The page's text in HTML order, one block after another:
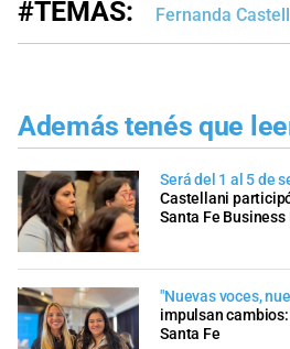
#TEMAS: Fernanda
Además tenés que
Será del 1 al 5 de
Castellani
Santa Fe
"Nuevas voces,
impulsan
Santa Fe